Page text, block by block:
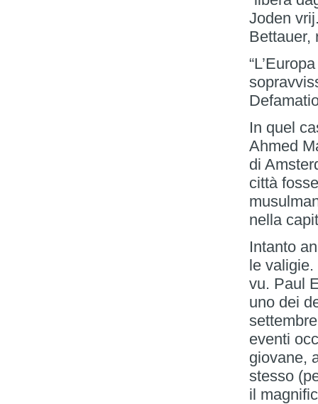
Joden
Bettauer,
In quel
Ahmed
di
città
nella
Intanto
le
vu. Paul
uno dei
eventi
giovane,
stesso
il